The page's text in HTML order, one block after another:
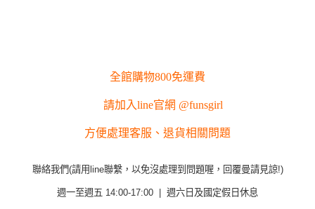
全館購物800免運費
請加入line官網 @funsgirl
方便處理客服、退貨相關問題
聯絡我們(請用line聯繫，以免沒處理到問題喔，回覆曼請見諒!)
週一至週五 14:00-17:00 | 週六日及國定假日休息